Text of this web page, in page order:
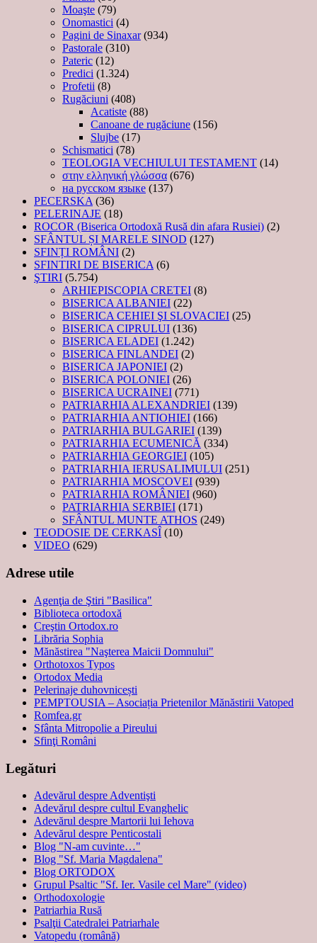
Moaşte (79)
Onomastici (4)
Pagini de Sinaxar(934)
Pastorale (310)
Pateric (12)
Predici (1.324)
Profetii (8)
Rugăciuni (408)
Acatiste (88)
Canoane de rugăciune (156)
Slujbe (17)
Schismatici (78)
TEOLOGIA VECHIULUI TESTAMENT (14)
στην ελληνική γλώσσα (676)
на русском языке (137)
PECERSKA (36)
PELERINAJE (18)
ROCOR (Biserica Ortodoxă Rusă din afara Rusiei) (2)
SFÂNTUL ȘI MARELE SINOD (127)
SFINȚI ROMÂNI (2)
SFINTIRI DE BISERICA (6)
ŞTIRI (5.754)
ARHIEPISCOPIA CRETEI (8)
BISERICA ALBANIEI (22)
BISERICA CEHIEI ŞI SLOVACIEI (25)
BISERICA CIPRULUI (136)
BISERICA ELADEI (1.242)
BISERICA FINLANDEI (2)
BISERICA JAPONIEI (2)
BISERICA POLONIEI (26)
BISERICA UCRAINEI (771)
PATRIARHIA ALEXANDRIEI (139)
PATRIARHIA ANTIOHIEI (166)
PATRIARHIA BULGARIEI (139)
PATRIARHIA ECUMENICĂ (334)
PATRIARHIA GEORGIEI (105)
PATRIARHIA IERUSALIMULUI (251)
PATRIARHIA MOSCOVEI (939)
PATRIARHIA ROMÂNIEI (960)
PATRIARHIA SERBIEI (171)
SFÂNTUL MUNTE ATHOS (249)
TEODOSIE DE CERKASÎ (10)
VIDEO (629)
Adrese utile
Agenţia de Ştiri "Basilica"
Biblioteca ortodoxă
Creştin Ortodox.ro
Librăria Sophia
Mănăstirea "Naşterea Maicii Domnului"
Orthotoxos Typos
Ortodox Media
Pelerinaje duhovnicești
PEMPTOUSIA – Asociația Prietenilor Mănăstirii Vatoped
Romfea.gr
Sfânta Mitropolie a Pireului
Sfinţi Români
Legături
Adevărul despre Adventişti
Adevărul despre cultul Evanghelic
Adevărul despre Martorii lui Iehova
Adevărul despre Penticostali
Blog "N-am cuvinte…"
Blog "Sf. Maria Magdalena"
Blog ORTODOX
Grupul Psaltic "Sf. Ier. Vasile cel Mare" (video)
Orthodoxologie
Patriarhia Rusă
Psalţii Catedralei Patriarhale
Vatopedu (română)